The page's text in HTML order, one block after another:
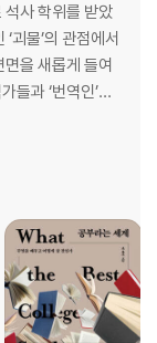
석사 학위를 받았
괴물’의 관점에서
을 새롭게 들여
, 과학, 정치, 역
기고 있다. 『문